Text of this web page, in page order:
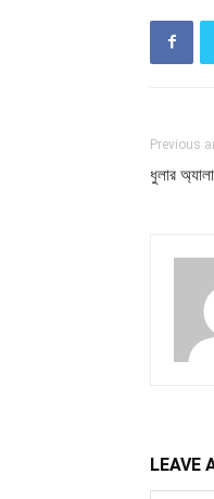
Previous
ধুলার
LEAVE